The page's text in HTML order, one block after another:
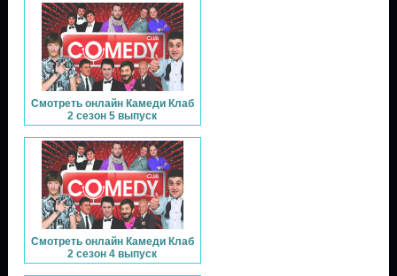
Смотреть онлайн Камеди Клаб
2 сезон 5 выпуск
Смотреть онлайн Камеди Клаб
2 сезон 4 выпуск